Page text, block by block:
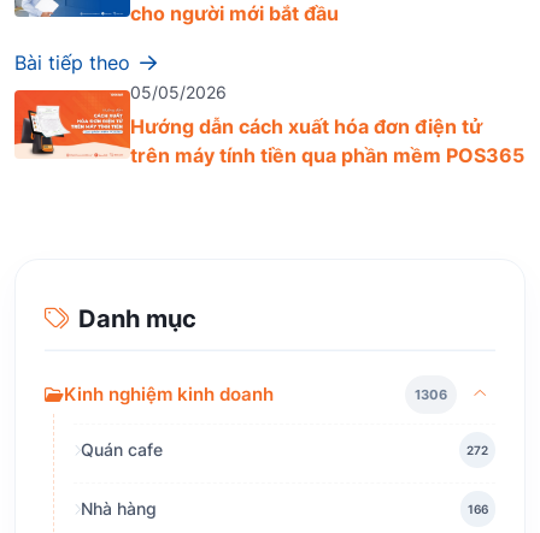
cho người mới bắt đầu
Bài tiếp theo
05/05/2026
Hướng dẫn cách xuất hóa đơn điện tử
trên máy tính tiền qua phần mềm POS365
Danh mục
Kinh nghiệm kinh doanh 1306
Quán cafe 272
Nhà hàng 166